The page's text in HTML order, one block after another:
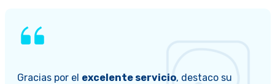
Gracias por el excelente servicio, destaco su